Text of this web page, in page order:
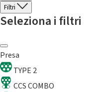
Filtri
Seleziona i filtri
Presa
TYPE 2
CCS COMBO